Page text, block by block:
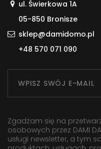
ul. Świerkowa 1A
05-850 Bronisze
sklep@damidomo.pl
+48 570 071 090
Zgadzam się na
osobowych przez DAMI
usługi newsletter, a tym